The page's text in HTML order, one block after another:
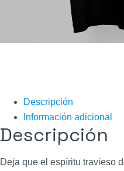
Descripción
Información adicional
Descripción
Deja que el espíritu travieso